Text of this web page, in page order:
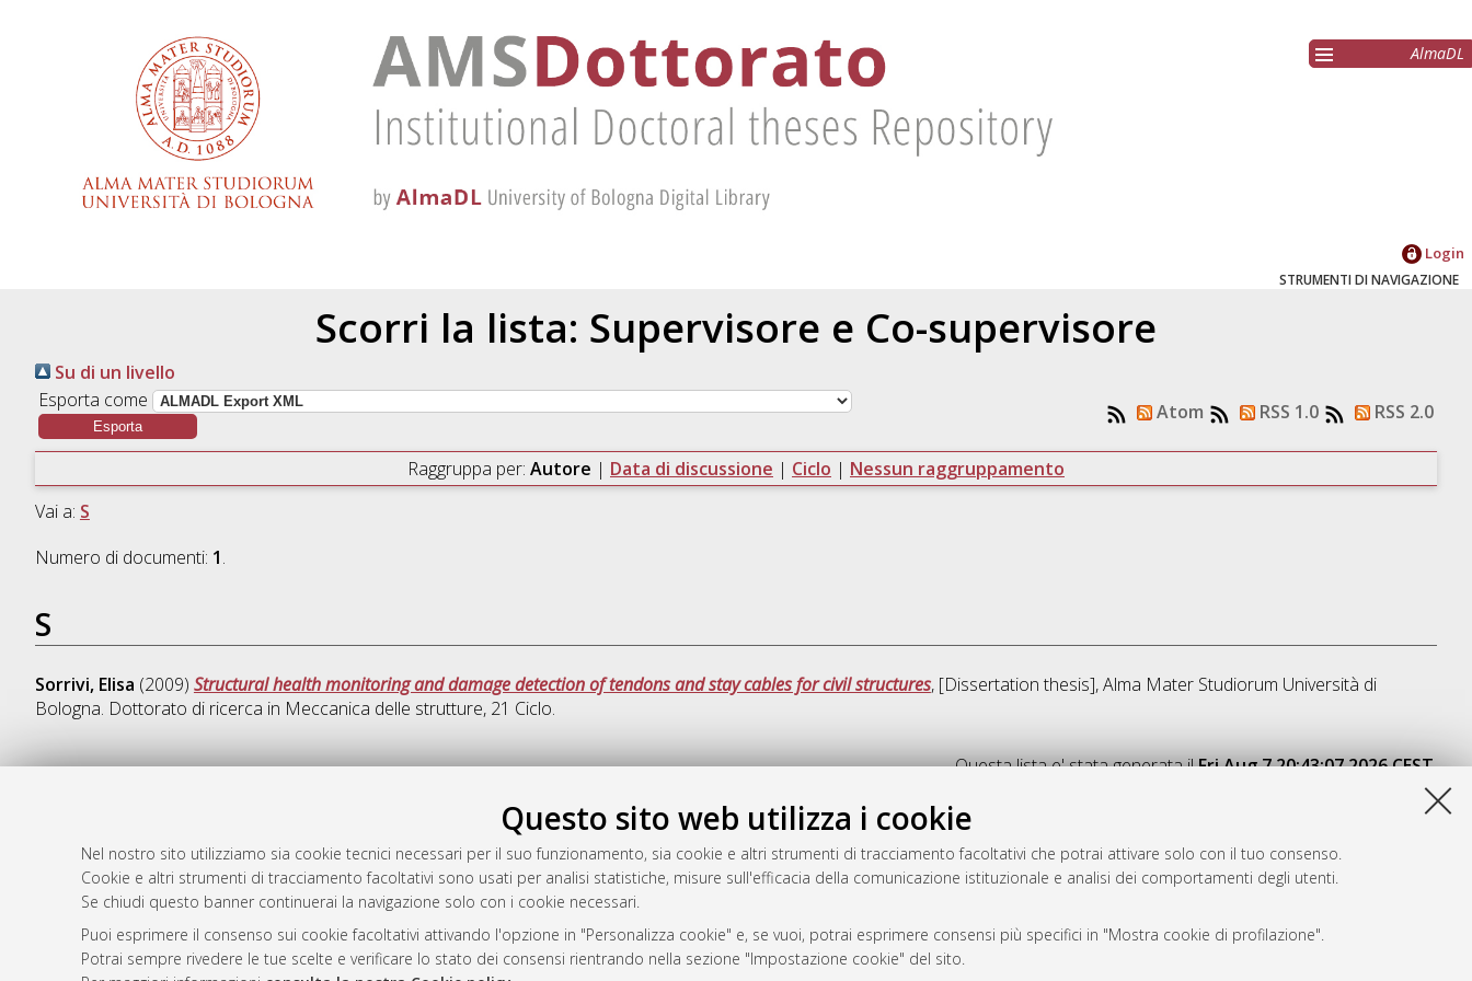
Questo sito web utilizza i cookie
Nel nostro sito utilizziamo sia cookie tecnici necessari per il suo funzionamento, sia cookie e altri strumenti di tracciamento facoltativi che potrai attivare solo con il tuo consenso.
Cookie e altri strumenti di tracciamento facoltativi sono usati per analisi statistiche, misure sull'efficacia della comunicazione istituzionale e analisi dei comportamenti degli utenti.
Se chiudi questo banner continuerai la navigazione solo con i cookie necessari.
Puoi esprimere il consenso sui cookie facoltativi attivando l'opzione in "Personalizza cookie" e, se vuoi, potrai esprimere consensi più specifici in "Mostra cookie di profilazione".
Potrai sempre rivedere le tue scelte e verificare lo stato dei consensi rientrando nella sezione "Impostazione cookie" del sito.
AlmaDL
Login
STRUMENTI DI NAVIGAZIONE
Scorri la lista: Supervisore e Co-supervisore
Su di un livello
Esporta come
Atom RSS 1.0 RSS 2.0
Raggruppa per: Autore | Data di discussione | Ciclo | Nessun raggruppamento
Vai a: S
Numero di documenti: 1.
S
Sorrivi, Elisa (2009) Structural health monitoring and damage detection of tendons and stay cables for civil structures, [Dissertation thesis], Alma Mater Studiorum Università di
Bologna. Dottorato di ricerca in Meccanica delle strutture, 21 Ciclo.
Questa lista e' stata generata ilFri Aug 7 20:43:07 2026 CEST.
Rss 1.0
Rss 2.0
AMS Dottorato
ISSN: 2038-7946
Servizio implementato e gestito daAlmaDL
Impostazioni Cookie
Informativa sulla privacy
Condizioni d’uso del sito